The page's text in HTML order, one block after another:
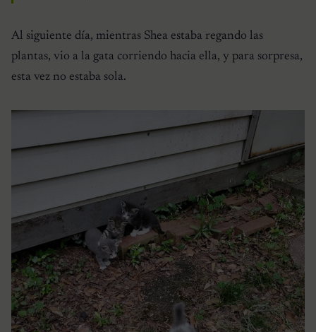
Al siguiente día, mientras Shea estaba regando las
plantas, vio a la gata corriendo hacia ella, y para sorpresa,
esta vez no estaba sola.